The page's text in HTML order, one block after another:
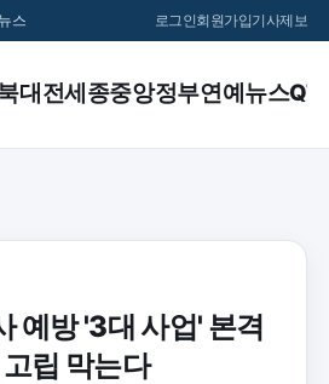
스 로그인회원가입기사제보
대전세종중앙정부연예 뉴스
예방 '3대 사업' 본격
립 막는다